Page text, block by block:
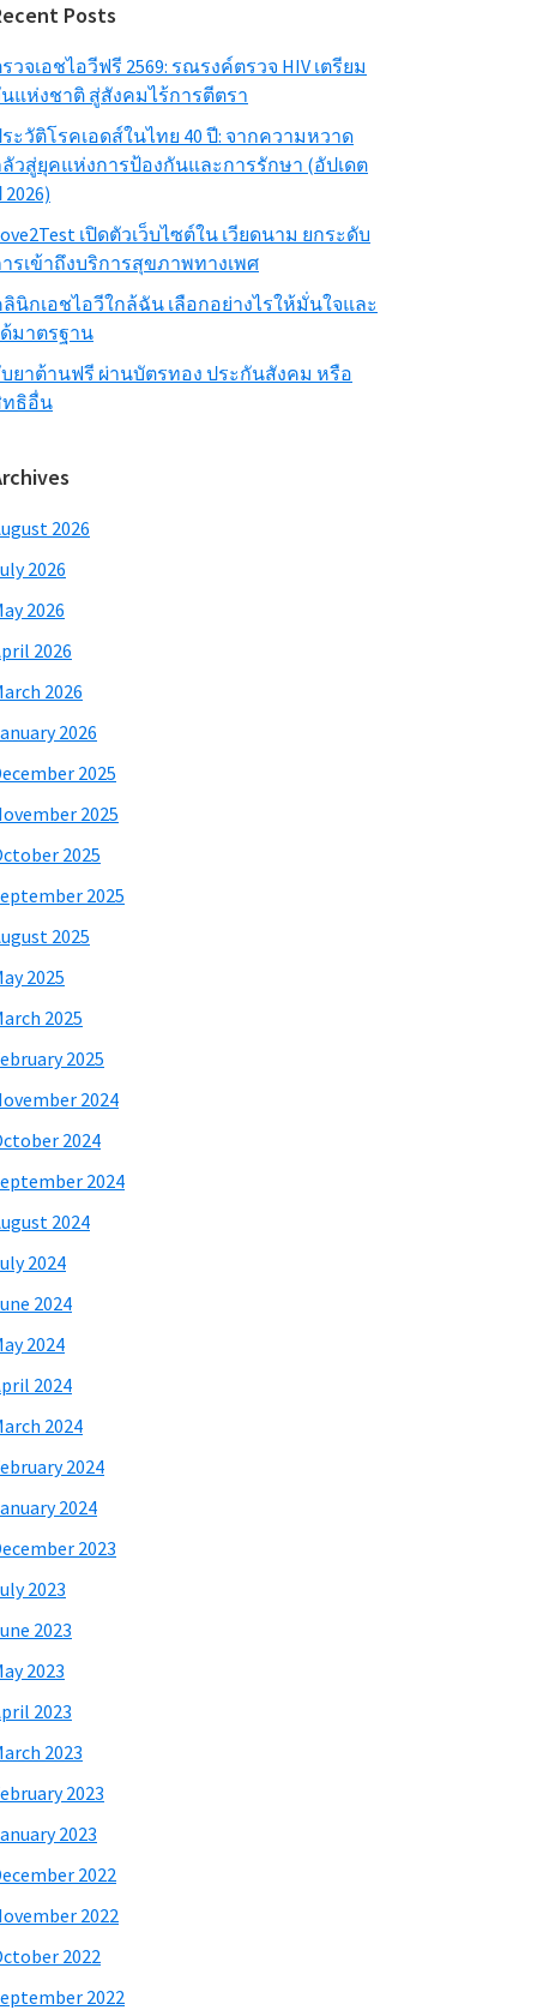
Posts
วจเอชไอวีฟรี 2569: รณรงค์ตรวจ HIV เตรียม
แห่งชาติ สู่สังคมไร้การตีตรา
ะวัติโรคเอดส์ในไทย 40 ปี: จากความหวาด
วสู่ยุคแห่งการป้องกันและการรักษา (อัปเดต
2026)
เปิดตัวเว็บไซต์ใน เวียดนาม ยกระดับ
รเข้าถึงบริการสุขภาพทางเพศ
นิกเอชไอวีใกล้ฉัน เลือกอย่างไรให้มั่นใจและ
มาตรฐาน
ยาต้านฟรี ผ่านบัตรทอง ประกันสังคม หรือ
ธิอื่น
2026
2026
2026
2026
2026
2026
2025
2025
2025
2025
2025
2025
2025
2025
2024
2024
2024
2024
2024
2024
2024
2024
2024
2024
2024
2023
2023
2023
2023
2023
2023
2023
2023
2022
2022
2022
2022